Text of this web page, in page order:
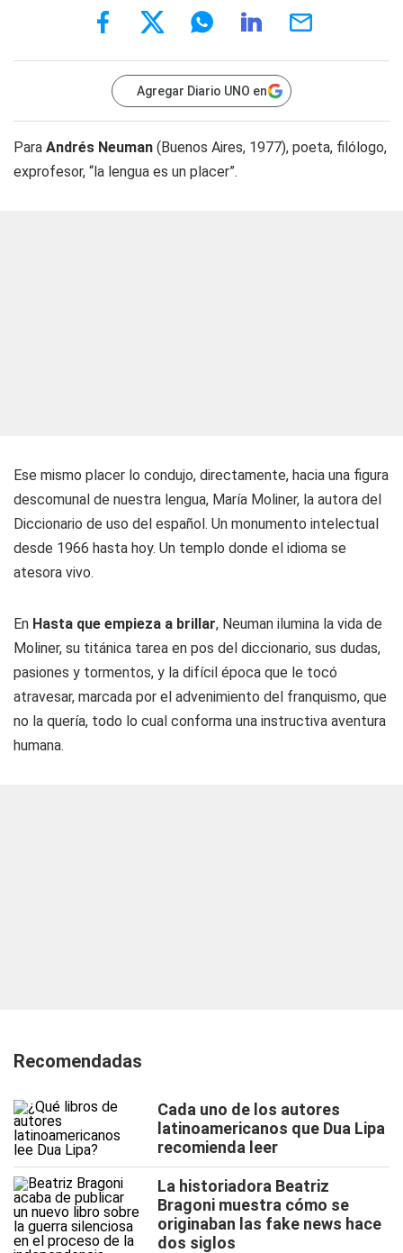
Agregar Diario UNO en
Para Andrés Neuman (Buenos Aires, 1977), poeta, filólogo,
exprofesor, “la lengua es un placer”.
Ese mismo placer lo condujo, directamente, hacia una figura
descomunal de nuestra lengua, María Moliner, la autora del
Diccionario de uso del español. Un monumento intelectual
desde 1966 hasta hoy. Un templo donde el idioma se
atesora vivo.
En Hasta que empieza a brillar, Neuman ilumina la vida de
Moliner, su titánica tarea en pos del diccionario, sus dudas,
pasiones y tormentos, y la difícil época que le tocó
atravesar, marcada por el advenimiento del franquismo, que
no la quería, todo lo cual conforma una instructiva aventura
humana.
Recomendadas
Cada uno de los autores
latinoamericanos que Dua Lipa
recomienda leer
La historiadora Beatriz
Bragoni muestra cómo se
originaban las fake news hace
dos siglos